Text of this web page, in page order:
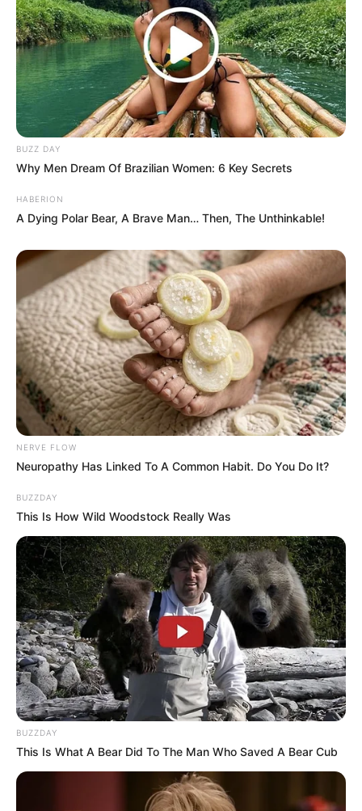
Attitude
avishkar
bhai shayari
bhakti sagar
birthday wishes
dhoka sad shayari
earning money
Good morning
good night
health
hindi shayari
Jokes Hindi
ladki kaise pataye
BUZZ DAY
Why Men Dream Of Brazilian Women: 6 Key Secrets
HABERION
A Dying Polar Bear, A Brave Man… Then, The Unthinkable!
NERVE FLOW
Neuropathy Has Linked To A Common Habit. Do You Do It?
BUZZDAY
This Is How Wild Woodstock Really Was
BUZZDAY
This Is What A Bear Did To The Man Who Saved A Bear Cub